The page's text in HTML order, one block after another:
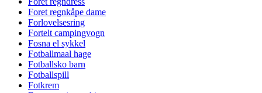
Foret regnkåpe dame
Forlovelsesring
Fortelt campingvogn
Fosna el sykkel
Fotballmaal hage
Fotballsko barn
Fotballspill
Fotkrem